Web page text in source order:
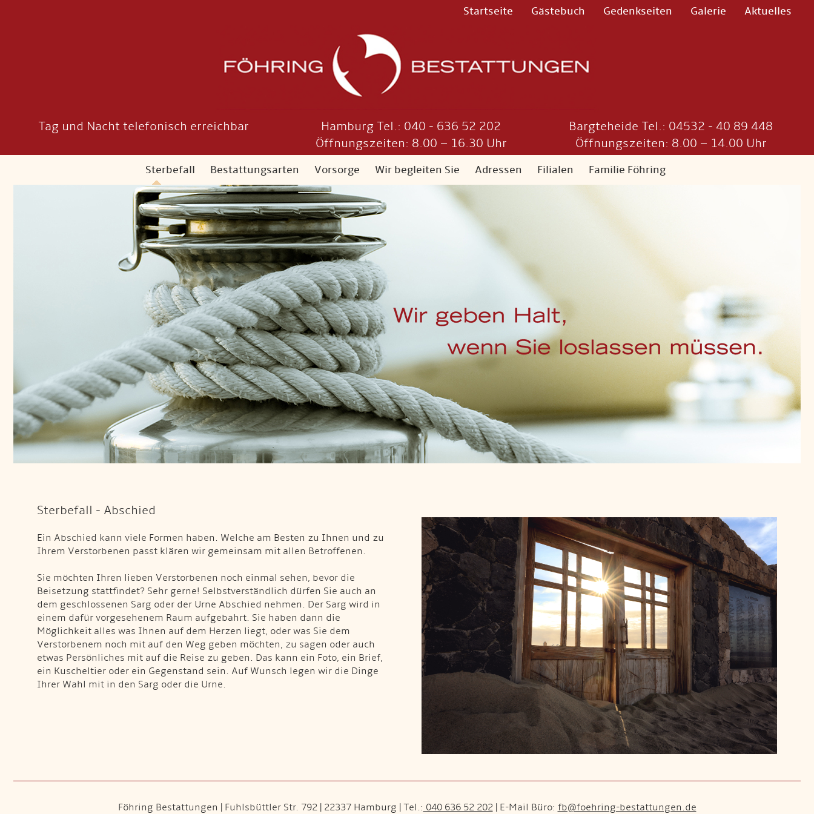
Startseite Gästebuch Gedenkseiten Galerie Aktuelles
Tag und Nacht telefonisch erreichbar
Bargteheide Tel.: 04532 - 40 89 448
Öffnungszeiten: 8.00 – 14.00 Uhr
Hamburg Tel.: 040 - 636 52 202
Öffnungszeiten: 8.00 – 16.30 Uhr
Sterbefall Bestattungsarten Vorsorge Wir begleiten Sie Adressen Filialen Familie Föhring
Sterbefall - Abschied
Ein Abschied kann viele Formen haben. Welche am Besten zu Ihnen und zu
Ihrem Verstorbenen passt klären wir gemeinsam mit allen Betroffenen.
Sie möchten Ihren lieben Verstorbenen noch einmal sehen, bevor die
Beisetzung stattfindet? Sehr gerne! Selbstverständlich dürfen Sie auch an
dem geschlossenen Sarg oder der Urne Abschied nehmen. Der Sarg wird in
einem dafür vorgesehenem Raum aufgebahrt. Sie haben dann die
Möglichkeit alles was Ihnen auf dem Herzen liegt, oder was Sie dem
Verstorbenem noch mit auf den Weg geben möchten, zu sagen oder auch
etwas Persönliches mit auf die Reise zu geben. Das kann ein Foto, ein Brief,
ein Kuscheltier oder ein Gegenstand sein. Auf Wunsch legen wir die Dinge
Ihrer Wahl mit in den Sarg oder die Urne.
Föhring Bestattungen | Fuhlsbüttler Str. 792 | 22337 Hamburg | Tel.: 040 636 52 202| E-Mail Büro: fb@foehring-bestattungen.de